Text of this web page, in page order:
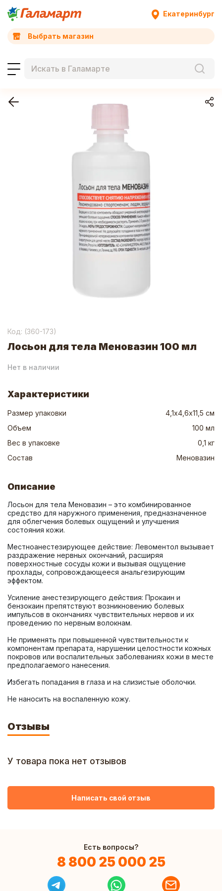
Екатеринбург
Выбрать магазин
Код: (360-173)
Лосьон для тела Меновазин 100 мл
Нет в наличии
Характеристики
Размер упаковки
4,1х4,6х11,5 см
Объем
100 мл
Вес в упаковке
0,1 кг
Состав
Меновазин
Описание
Лосьон для тела Меновазин – это комбинированное
средство для наружного применения, предназначенное
для облегчения болевых ощущений и улучшения
Местноанестезирующее действие: Левоментол вызывает
раздражение нервных окончаний, расширяя
поверхностные сосуды кожи и вызывая ощущение
прохлады, сопровождающееся анальгезирующим
Усиление анестезирующего действия: Прокаин и
бензокаин препятствуют возникновению болевых
импульсов в окончаниях чувствительных нервов и их
Не применять при повышенной чувствительности к
компонентам препарата, нарушении целостности кожных
покровов или воспалительных заболеваниях кожи в месте
Не наносить на воспаленную кожу.
Отзывы
У товара пока нет отзывов
Написать свой отзыв
Есть вопросы?
8 800 25 000 25